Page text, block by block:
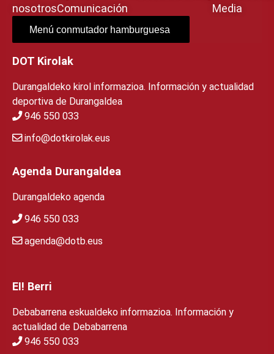
nosotrosComunicación
Media
Menú conmutador hamburguesa
DOT Kirolak
Durangaldeko kirol informazioa. Información y actualidad
deportiva de Durangaldea
946 550 033
info@dotkirolak.eus
Agenda Durangaldea
Durangaldeko agenda
946 550 033
agenda@dotb.eus
EI! Berri
Debabarrena eskualdeko informazioa. Información y
actualidad de Debabarrena
946 550 033